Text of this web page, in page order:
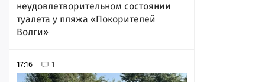
неудовлетворительном состоянии
туалета у пляжа «Покорителей
Волги»
17:16 1